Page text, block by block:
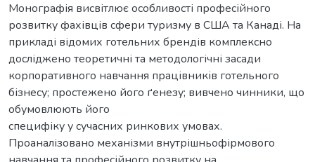
Монографія висвітлює особливості професійного
розвитку фахівців сфери туризму в США та Канаді. На
прикладі відомих готельних брендів комплексно
досліджено теоретичні та методологічні засади
корпоративного навчання працівників готельного
бізнесу; простежено його ґенезу; вивчено чинники, що
обумовлюють його
специфіку у сучасних ринкових умовах.
Проаналізовано механізми внутрішньофірмового